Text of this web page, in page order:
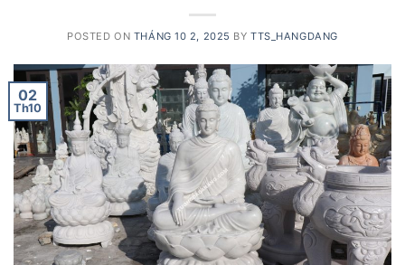
POSTED ON THÁNG 10 2, 2025 BYTTS_HANGDANG
02
Th10